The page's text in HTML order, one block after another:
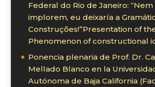
Federal do Rio de Janeiro:
implorem, eu deixaría a
Construções!”Presentation of
Phenomenon of constructional
Ponencia plenaria de Prof. Dr.
Mellado Blanco en la
Autónoma de Baja California